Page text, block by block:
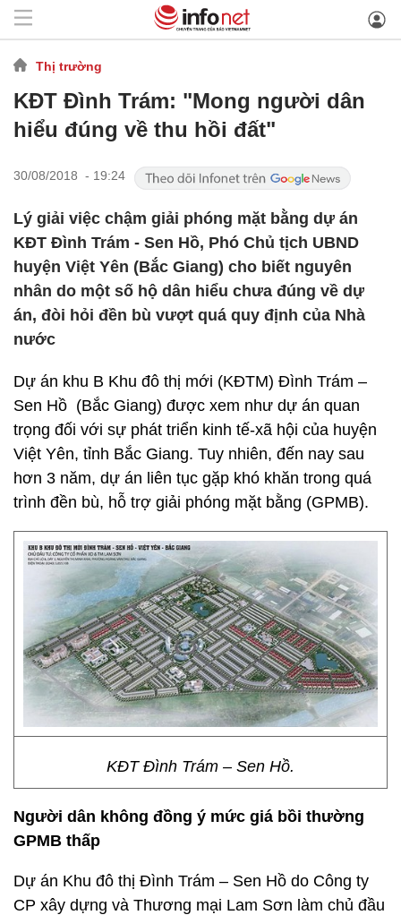
Thị trường
KĐT Đình Trám: "Mong người dân
hiểu đúng về thu hồi đất"
30/08/2018 - 19:24
Lý giải việc chậm giải phóng mặt bằng dự án
KĐT Đình Trám - Sen Hồ, Phó Chủ tịch UBND
huyện Việt Yên (Bắc Giang) cho biết nguyên
nhân do một số hộ dân hiểu chưa đúng về dự
án, đòi hỏi đền bù vượt quá quy định của Nhà
nước
Dự án khu B Khu đô thị mới (KĐTM) Đình Trám –
Sen Hồ (Bắc Giang) được xem như dự án quan
trọng đối với sự phát triển kinh tế-xã hội của huyện
Việt Yên, tỉnh Bắc Giang. Tuy nhiên, đến nay sau
hơn 3 năm, dự án liên tục gặp khó khăn trong quá
trình đền bù, hỗ trợ giải phóng mặt bằng (GPMB).
KĐT Đình Trám – Sen Hồ.
Người dân không đồng ý mức giá bồi thường
GPMB thấp
Dự án Khu đô thị Đình Trám – Sen Hồ do Công ty
CP xây dựng và Thương mại Lam Sơn làm chủ đầu